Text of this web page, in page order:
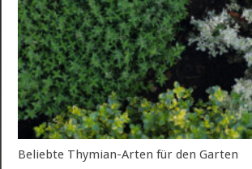
Beliebte Thymian-Arten für den Garten